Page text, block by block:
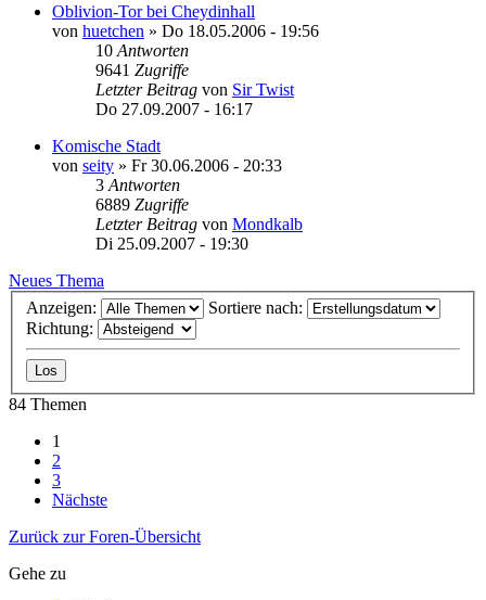
Oblivion-Tor bei Cheydinhall
von huetchen » Do 18.05.2006 - 19:56
10 Antworten
9641 Zugriffe
Letzter Beitrag von Sir Twist
Do 27.09.2007 - 16:17
Komische Stadt
von seity » Fr 30.06.2006 - 20:33
3 Antworten
6889 Zugriffe
Letzter Beitrag von Mondkalb
Di 25.09.2007 - 19:30
Neues Thema
Anzeigen:
Sortiere nach:
Richtung:
84 Themen
1
2
3
Nächste
Zurück zur Foren-Übersicht
Gehe zu